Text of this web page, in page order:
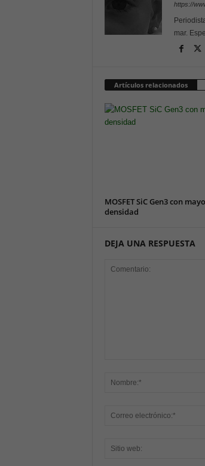
https://
mar.
Artículos relacionados
MOSFET SiC Gen3 con
densidad
DEJA UNA RESPUESTA